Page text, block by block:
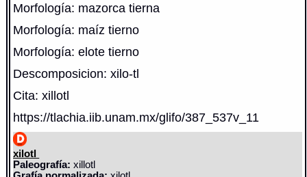
Morfología: mazorca tierna
Morfología: maíz tierno
Morfología: elote tierno
Descomposicion: xilo-tl
Cita: xillotl
https://tlachia.iib.unam.mx/glifo/387_537v_11
xilotl
Paleografía: xillotl